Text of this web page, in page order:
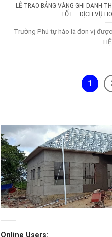
Online Users:
LỄ TRAO BẢNG VÀNG GHI DANH
TỐT – DỊCH VỤ
Trường Phú tự hào là đơn vị được
1